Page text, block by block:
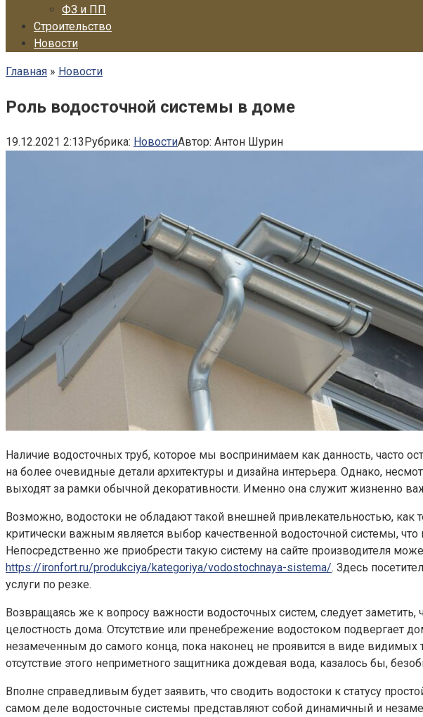
ФЗ и ПП
Строительство
Новости
Главная » Новости
Роль водосточной системы в доме
19.12.2021 2:13Рубрика: НовостиАвтор: Антон Шурин
Наличие водосточных труб, которое мы воспринимаем как данность, часто
на более очевидные детали архитектуры и дизайна интерьера. Однако,
выходят за рамки обычной декоративности. Именно она служит жизненно
Возможно, водостоки не обладают такой внешней привлекательностью, как
критически важным является выбор качественной водосточной системы,
Непосредственно же приобрести такую систему на сайте производителя
https://ironfort.ru/produkciya/kategoriya/vodostochnaya-sistema/. Здесь
услуги по резке.
Возвращаясь же к вопросу важности водосточных систем, следует
целостность дома. Отсутствие или пренебрежение водостоком подвергает
незамеченным до самого конца, пока наконец не проявится в виде
отсутствие этого неприметного защитника дождевая вода, казалось бы,
Вполне справедливым будет заявить, что сводить водостоки к статусу
самом деле водосточные системы представляют собой динамичный и